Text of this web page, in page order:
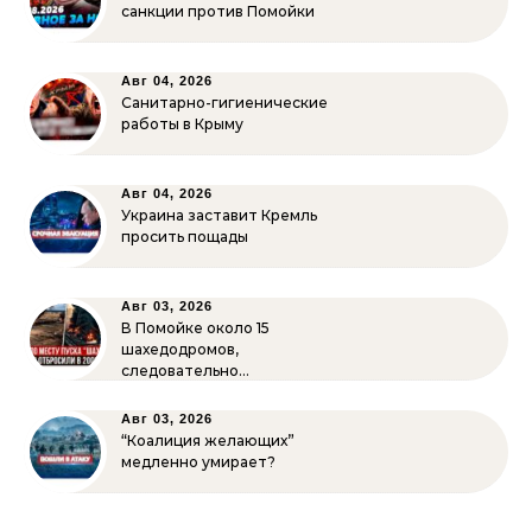
санкции против Помойки
Авг 04, 2026
Санитарно-гигиенические
работы в Крыму
Авг 04, 2026
Украина заставит Кремль
просить пощады
Авг 03, 2026
В Помойке около 15
шахедодромов,
следовательно…
Авг 03, 2026
“Коалиция желающих”
медленно умирает?